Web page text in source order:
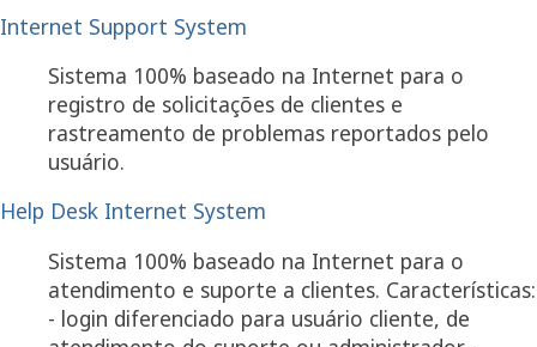
Internet Support System
Sistema 100% baseado na Internet para o
registro de solicitações de clientes e
rastreamento de problemas reportados pelo
usuário.
Help Desk Internet System
Sistema 100% baseado na Internet para o
atendimento e suporte a clientes. Características:
- login diferenciado para usuário cliente, de